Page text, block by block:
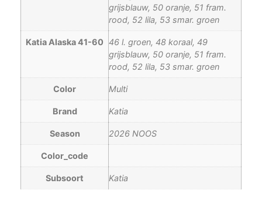
grijsblauw, 50 oranje, 51 fram.
rood, 52 lila, 53 smar. groen
Katia Alaska 41-60 46 l. groen, 48 koraal, 49
grijsblauw, 50 oranje, 51 fram.
rood, 52 lila, 53 smar. groen
Color Multi
Brand Katia
Season 2026 NOOS
Color_code
Subsoort Katia